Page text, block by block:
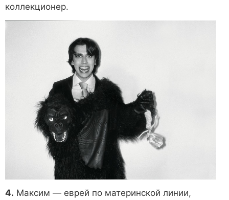
коллекционер.
4. Максим — еврей по материнской линии,